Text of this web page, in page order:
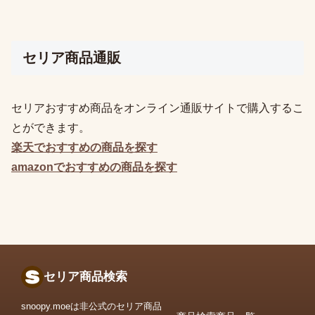
セリア商品通販
セリアおすすめ商品をオンライン通販サイトで購入するこ
とができます。
楽天でおすすめの商品を探す
amazonでおすすめの商品を探す
セリア商品検索
snoopy.moeは非公式のセリア商品